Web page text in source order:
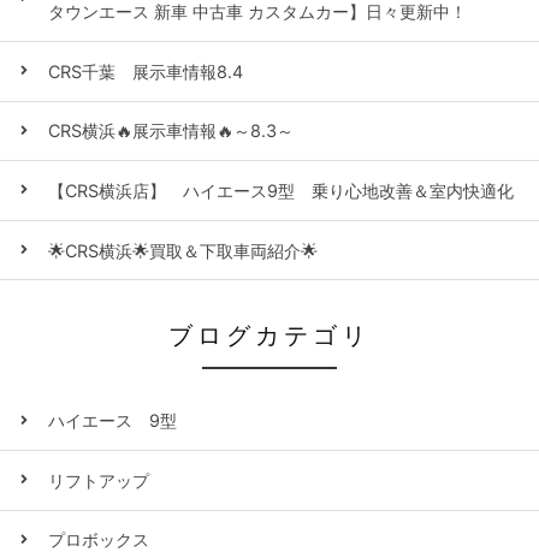
タウンエース 新車 中古車 カスタムカー】日々更新中！
CRS千葉 展示車情報8.4
CRS横浜🔥展示車情報🔥～8.3～
【CRS横浜店】 ハイエース9型 乗り心地改善＆室内快適化
🌟CRS横浜🌟買取＆下取車両紹介🌟
ブログカテゴリ
ハイエース 9型
リフトアップ
プロボックス